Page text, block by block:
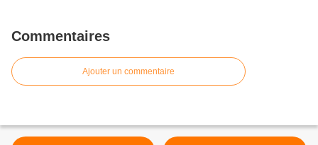
Commentaires
Ajouter un commentaire